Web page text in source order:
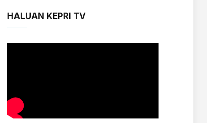
HALUAN KEPRI TV